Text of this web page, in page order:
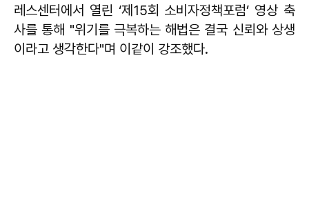
레스센터에서 열린 ‘제15회 소비자정책포럼’ 영상 축
사를 통해 "위기를 극복하는 해법은 결국 신뢰와 상생
이라고 생각한다"며 이같이 강조했다.